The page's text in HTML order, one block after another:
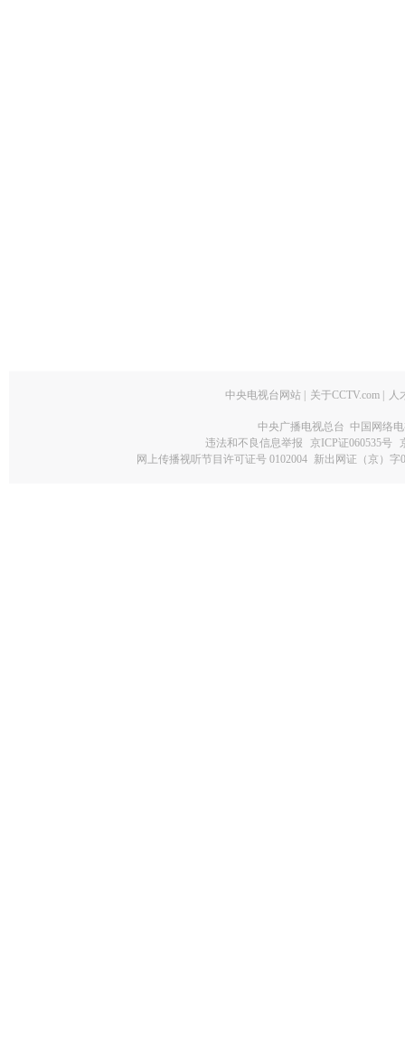
中央电视台网站 关于CCTV.com 人
中央广播电视总台 中国网络
违法和不良信息举报
京ICP证060535号
网上传播视听节目许可证号 0102004 新出网证（京）